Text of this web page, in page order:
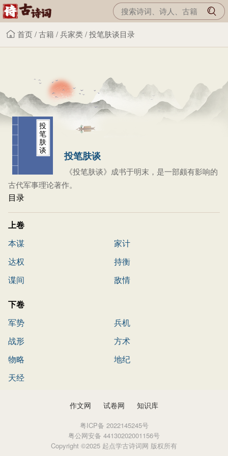
首页/古籍 /兵家类/投笔肤谈目录
投
笔
肤
谈
投笔肤谈
《投笔肤谈》成书于明末，是一部颇有影响的
古代军事理论著作。
目录
上卷
本谋
家计
达权
持衡
谍间
敌情
下卷
军势
兵机
战形
方术
物略
地纪
天经
作文网 试卷网 知识库
粤ICP备 2022145245号
粤公网安备 44130202001156号
Copyright ©2025 起点学古诗词网 版权所有